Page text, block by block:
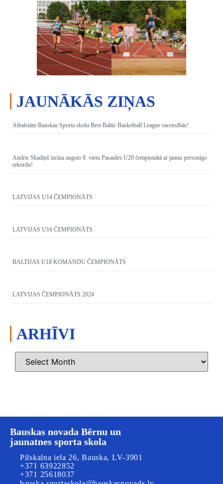
JAUNĀKĀS ZIŅAS
Atbalstām Bauskas Sporta skolu Best Baltic Basketball League sacensībās!
Andris Skadiņš izcīna augsto 8. vietu Pasaules U20 čempionātā ar jaunu personīgo
rekordu!
LATVIJAS U14 ČEMPIONĀTS
LATVIJAS U16 ČEMPIONĀTS
BALTIJAS U18 KOMANDU ČEMPIONĀTS
LATVIJAS ČEMPIONĀTS 2024
ARHĪVI
Bauskas novada Bērnu un
jaunatnes sporta skola
Pilskalna iela 26, Bauska, LV-3901
+371 63922852
+371 25618037